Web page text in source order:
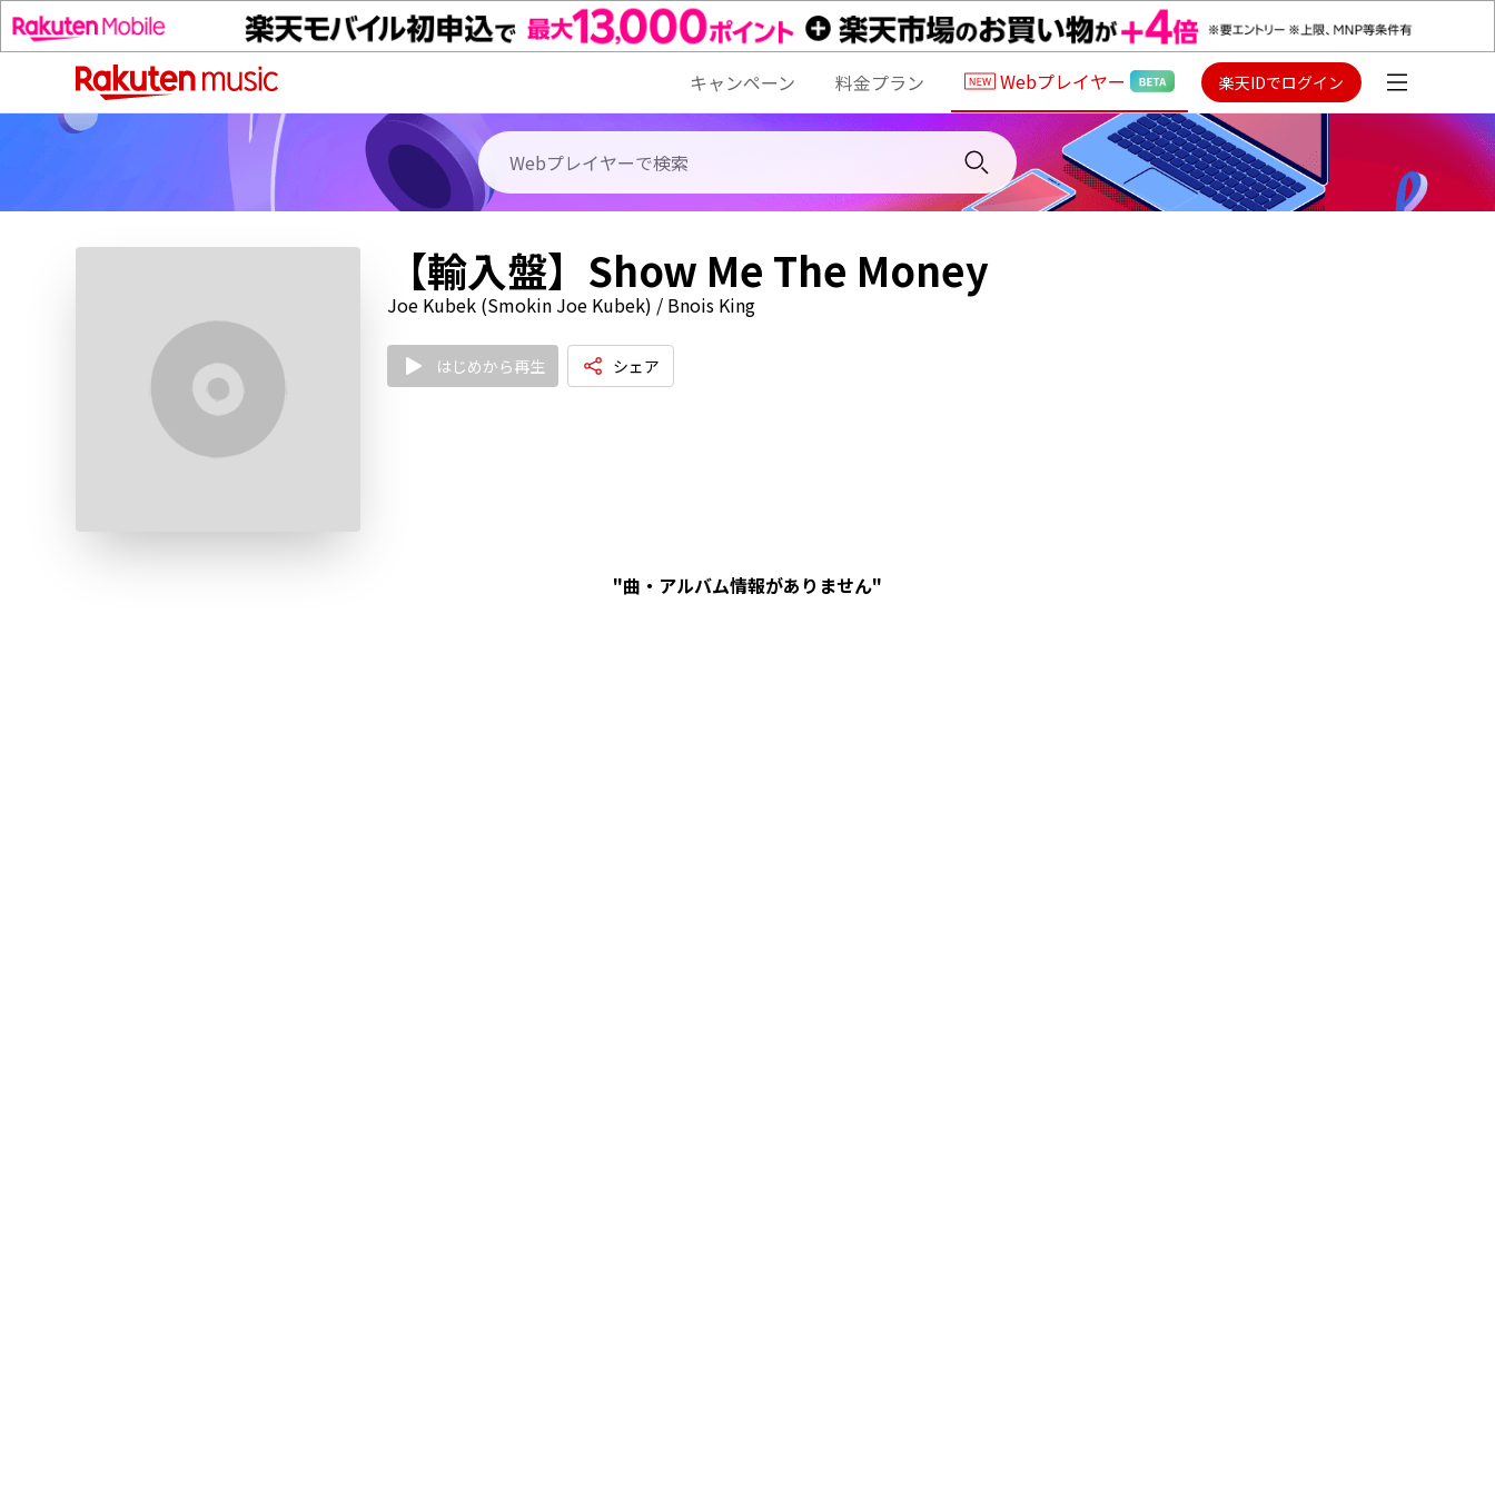
キャンペーン 料金プラン Webプレイヤー 楽天IDでログイン
【輸入盤】Show Me The Money
Joe Kubek (Smokin Joe Kubek) / Bnois King
はじめから再生 シェア
"曲・アルバム情報がありません"